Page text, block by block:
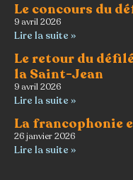
Le concours du
9 avril 2026
Lire la suite »
Le retour du
la Saint-Jean
9 avril 2026
Lire la suite »
La francophonie
26 janvier 2026
Lire la suite »